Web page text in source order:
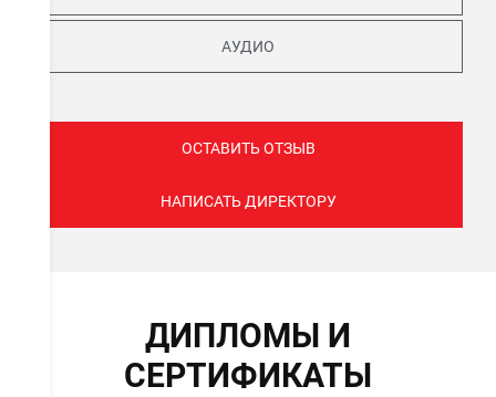
АУДИО
ОСТАВИТЬ ОТЗЫВ
НАПИСАТЬ ДИРЕКТОРУ
ДИПЛОМЫ И
СЕРТИФИКАТЫ